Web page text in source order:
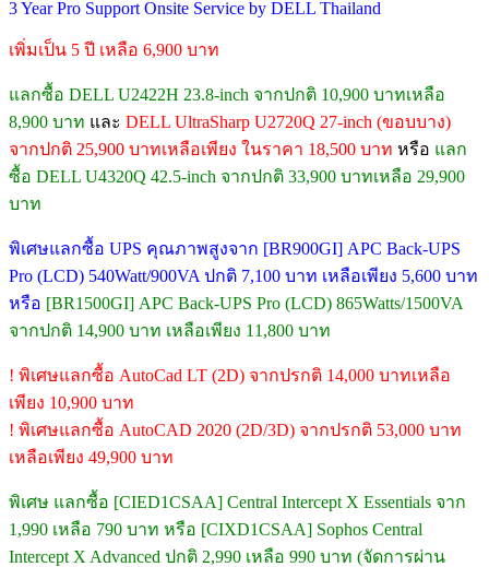
3 Year Pro Support Onsite Service by DELL Thailand
เพิ่มเป็น 5 ปี เหลือ 6,900 บาท
แลกซื้อ DELL U2422H 23.8-inch จากปกติ 10,900 บาทเหลือ
8,900 บาท และ DELL UltraSharp U2720Q 27-inch (ขอบบาง)
จากปกติ 25,900 บาทเหลือเพียง ในราคา 18,500 บาท หรือ แลก
ซื้อ DELL U4320Q 42.5-inch จากปกติ 33,900 บาทเหลือ 29,900
บาท
พิเศษแลกซื้อ UPS คุณภาพสูงจาก [BR900GI] APC Back-UPS
Pro (LCD) 540Watt/900VA ปกติ 7,100 บาท เหลือเพียง 5,600 บาท
หรือ [BR1500GI] APC Back-UPS Pro (LCD) 865Watts/1500VA
จากปกติ 14,900 บาท เหลือเพียง 11,800 บาท
! พิเศษแลกซื้อ AutoCad LT (2D) จากปรกติ 14,000 บาทเหลือ
เพียง 10,900 บาท
! พิเศษแลกซื้อ AutoCAD 2020 (2D/3D) จากปรกติ 53,000 บาท
เหลือเพียง 49,900 บาท
พิเศษ แลกซื้อ [CIED1CSAA] Central Intercept X Essentials จาก
1,990 เหลือ 790 บาท หรือ [CIXD1CSAA] Sophos Central
Intercept X Advanced ปกติ 2,990 เหลือ 990 บาท (จัดการผ่าน